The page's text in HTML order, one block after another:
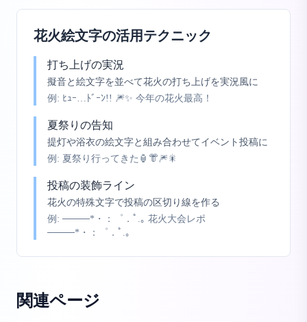
花火絵文字の活用テクニック
打ち上げの実況
擬音と絵文字を並べて花火の打ち上げを実況風に
例: ﾋｭｰ…ﾄﾞｰﾝ!! 🎆✨ 今年の花火最高！
夏祭りの告知
提灯や浴衣の絵文字と組み合わせてイベント投稿に
例: 夏祭り行ってきた🏮👘🎆🎇
投稿の装飾ライン
花火の特殊文字で投稿の区切り線を作る
例: ────*・：゜．ﾟ.｡ 花火大会レポ
────*・：゜．ﾟ.｡
関連ページ